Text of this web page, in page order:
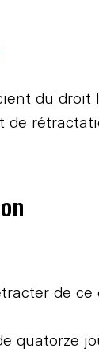
du
de
de
quatorze